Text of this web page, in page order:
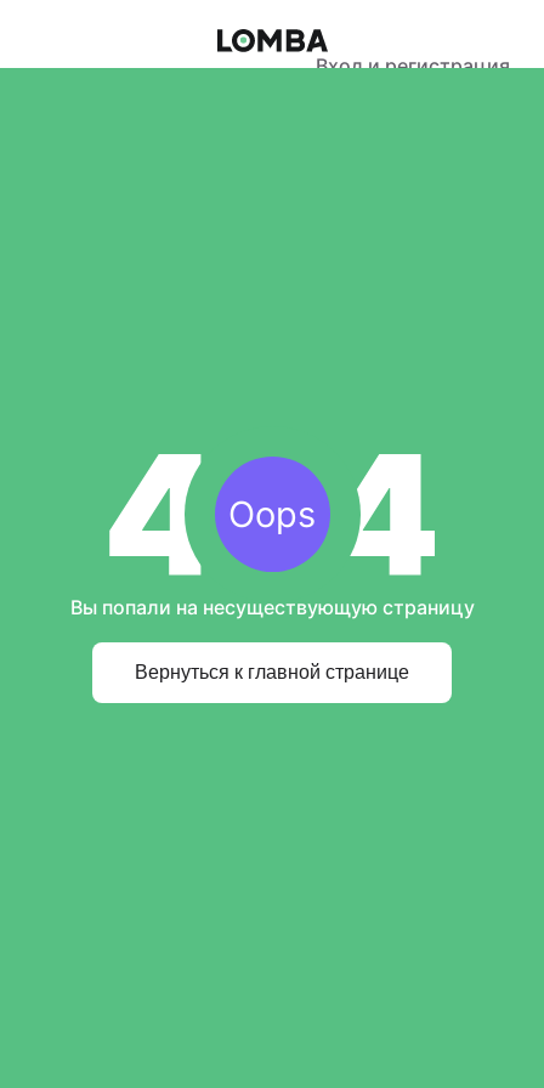
Вход и регистрация
Oops
Вы попали на несуществующую страницу
Вернуться к главной странице